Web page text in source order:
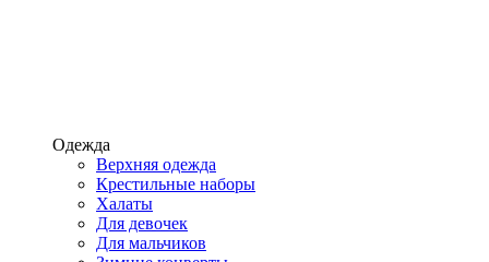
Одежда
Верхняя одежда
Крестильные наборы
Халаты
Для девочек
Для мальчиков